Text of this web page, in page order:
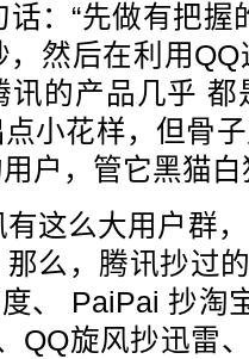
“先做有把握
然后在利用
讯的产品几乎
小花样，但骨
户，管它黑猫
么大用户群，
么，腾讯抄过
、 PaiPai 抄淘
QQ旋风抄迅雷